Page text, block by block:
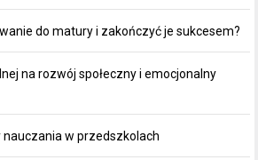
do matury i zakończyć je sukcesem?
na rozwój społeczny i emocjonalny
w przedszkolach